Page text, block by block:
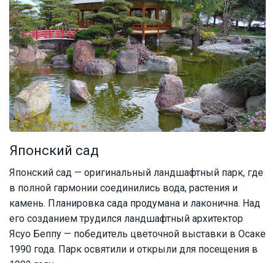
Японский сад
Японский сад — оригинальный ландшафтный парк, где
в полной гармонии соединились вода, растения и
камень. Планировка сада продумана и лаконична. Над
его созданием трудился ландшафтный архитектор
Ясуо Беппу — победитель цветочной выставки в Осаке
1990 года. Парк освятили и открыли для посещения в